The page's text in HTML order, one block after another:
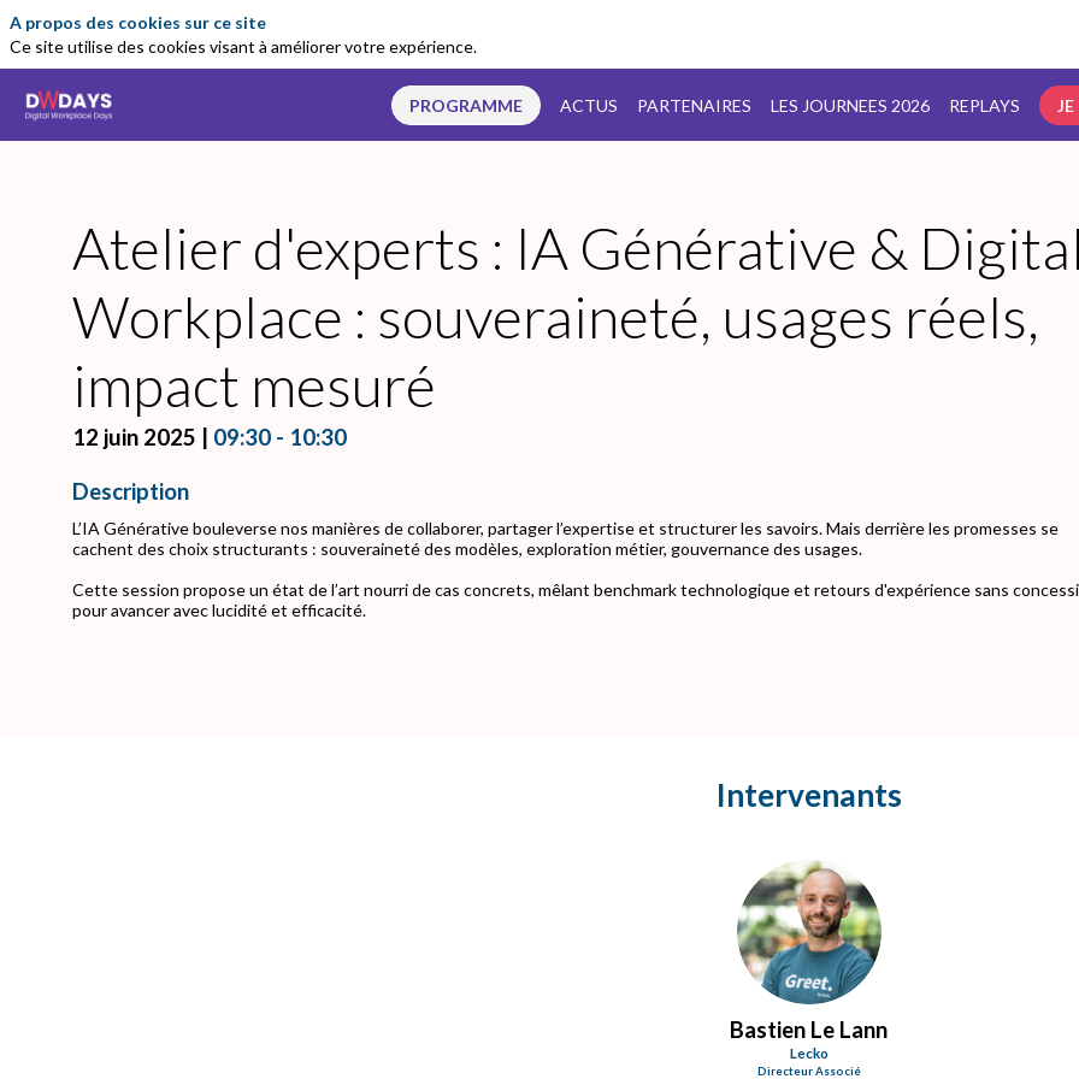
PROGRAMME ACTUS PARTENAIRES LES JOURNEES 2026 REPLAYS
Atelier d'experts : IA Générative &
Workplace : souveraineté, usages réels,
impact mesuré
12 juin 2025 09:30 - 10:30
Description
L’IA Générative bouleverse nos manières de collaborer, partager l’expertise et structurer les savoirs. Mais derrière les promesses se
cachent des choix structurants : souveraineté des modèles, exploration métier, gouvernance des usages.
Cette session propose un état de l’art nourri de cas concrets, mêlant benchmark technologique et retours d'expérience sans
pour avancer avec lucidité et efficacité.
Intervenants
BLL
Bastien Le Lann
Lecko
Directeur Associé
A propos des cookies sur ce site
Ce site utilise des cookies visant à améliorer votre expérience.